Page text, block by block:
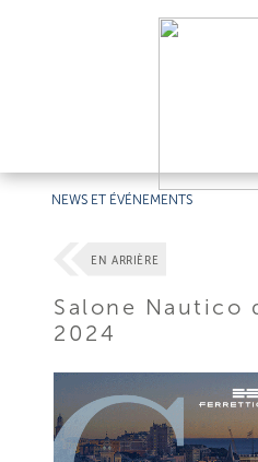
NEWS ET ÉVÉNEMENTS
EN ARRIÈRE
Salone Nautico
2024